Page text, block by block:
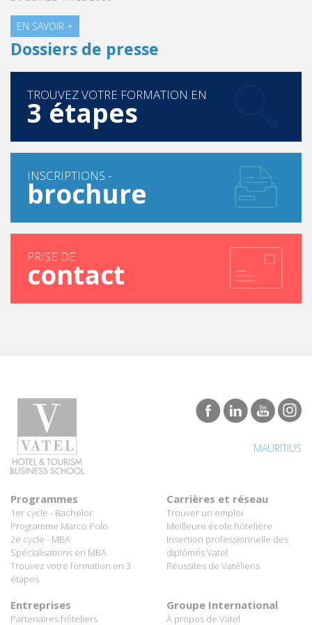
EN SAVOIR +
Dossiers de presse
TROUVEZ VOTRE FORMATION EN
3 étapes
INSCRIPTIONS -
brochure
PRISE DE
contact
MAURITIUS
Programmes
1er cycle - Bachelor
Programme Marco Polo
2e cycle - MBA
Spécialisations en MBA
Trouvez votre formation en 3
étapes
Carrières et réseau
Trouver un emploi
Meilleure école hôtelière
Insertion professionnelle des
diplômés Vatel
Réussites de Vatéliens
Entreprises
Partenaires hôteliers
Groupe International
À propos de Vatel